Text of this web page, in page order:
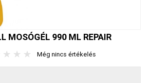
MOSÓGÉL 990 ML REPAIR
★ ★ ★ Még nincs értékelés